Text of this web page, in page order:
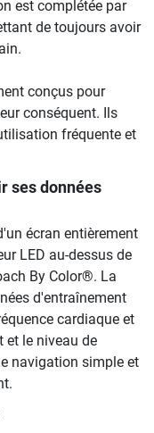
est complétée par
de toujours avoir
conçus pour
conséquent. Ils
fréquente et
ses données
écran entièrement
LED au-dessus de
By Color®. La
d'entraînement
cardiaque et
et le niveau de
navigation simple et